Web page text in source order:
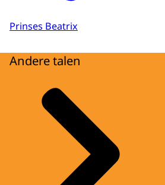
Prinses Beatrix
Andere talen